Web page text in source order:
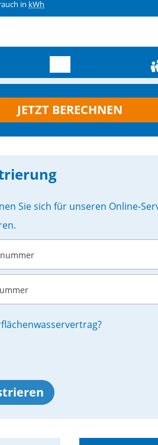
in kWh
JETZT BERECHNEN
Sie sich für unseren Online-